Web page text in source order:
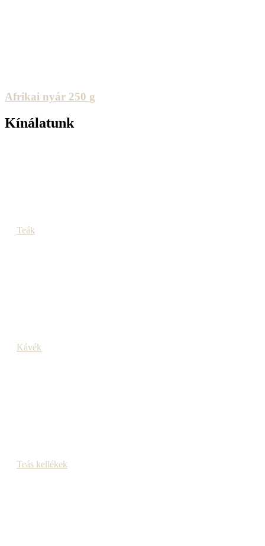
Afrikai nyár 250 g
Kínálatunk
Teák
Kávék
Teás kellékek